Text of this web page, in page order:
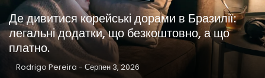
Де дивитися корейські дорами в Бразилії:
легальні додатки, що безкоштовно, а що
платно.
Rodrigo Pereira - Серпен 3, 2026